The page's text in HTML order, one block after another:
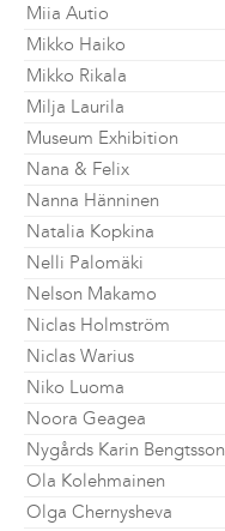
Miia Autio
Mikko Haiko
Mikko Rikala
Milja Laurila
Museum Exhibition
Nana & Felix
Nanna Hänninen
Natalia Kopkina
Nelli Palomäki
Nelson Makamo
Niclas Holmström
Niclas Warius
Niko Luoma
Noora Geagea
Nygårds Karin Bengtsson
Ola Kolehmainen
Olga Chernysheva